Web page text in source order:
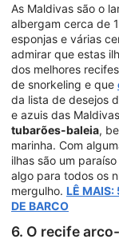
As Maldivas são o
albergam cerca de
esponjas e várias
admirar que estas
dos melhores
de snorkeling e que
da lista de desejos
e azuis das
tubarões-baleia,
marinha. Com
ilhas são um
algo para todos os
mergulho. LÊ MAIS:
DE BARCO
6. O recife